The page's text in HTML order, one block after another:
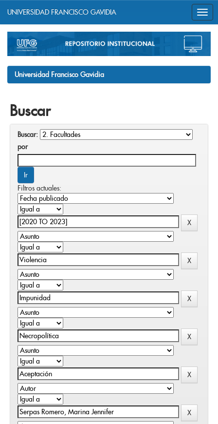
navigation
UNIVERSIDAD FRANCISCO GAVIDIA
Universidad Francisco Gavidia
Buscar
Buscar:
por
Filtros actuales: